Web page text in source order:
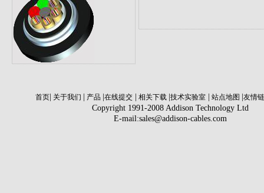
首页|关于我们|产品|在线提交|相关下载|技术实验室|站点地图|友情
Copyright 1991-2008 Addison Technology Ltd
E-mail:sales@addison-cables.com